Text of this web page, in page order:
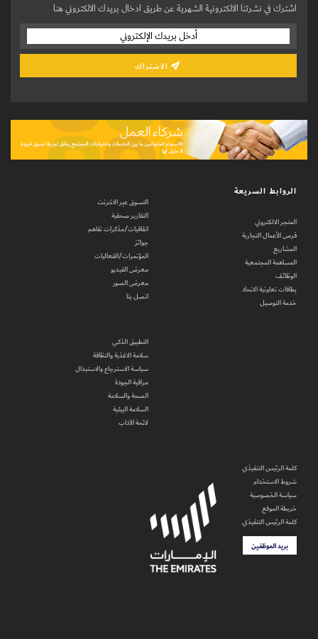
اشترك في نشرتنا الالكترونية الشهرية عن طريق ادخال بريدك الالكتروني هنا
الروابط السريعة
المتجر الالكتروني
فرص الأعمال التجارية
المشاريع
المساهمة المجتمعية
الوظائف
بطاقات تعاونية الاتحاد
خدمة التوصيل
التسوق عبر الانترنت
التقارير صحفية
اتفاقيات/مذكرات تفاهم
جوائز
المؤتمرات/الفعاليات
معرض الفيديو
معرض الصور
اتصل بنا
التطبيق الذكي
سلامة الاغذية والنظافة
سياسة الاسترجاع والاستبدال
مراقبة الجودة
الصحة والسلامة
السلامة البيئية
لائحة الآداب
كلمة الرئيس التنفيذي
شروط الاستخدام
سياسة الخصوصية
خريطة الموقع
كلمة الرئيس التنفيذي
بريد الموظفين